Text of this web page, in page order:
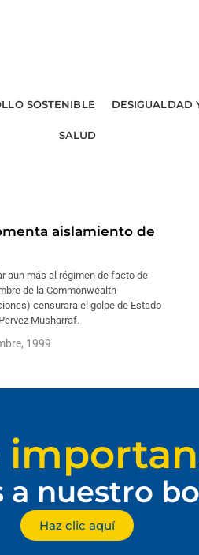
SOSTENIBLE DESIGUALDAD
SALUD
aislamiento de
aun más al régimen de facto de
de la Commonwealth
censurara el golpe de Estado
Musharraf.
1999
a nuestro
Haz clic aquí